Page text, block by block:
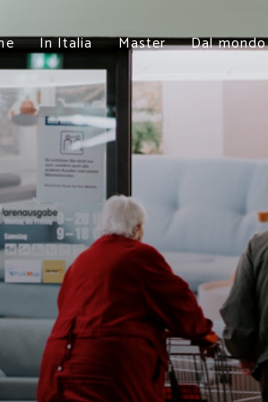
In Italia Master Dal mondo